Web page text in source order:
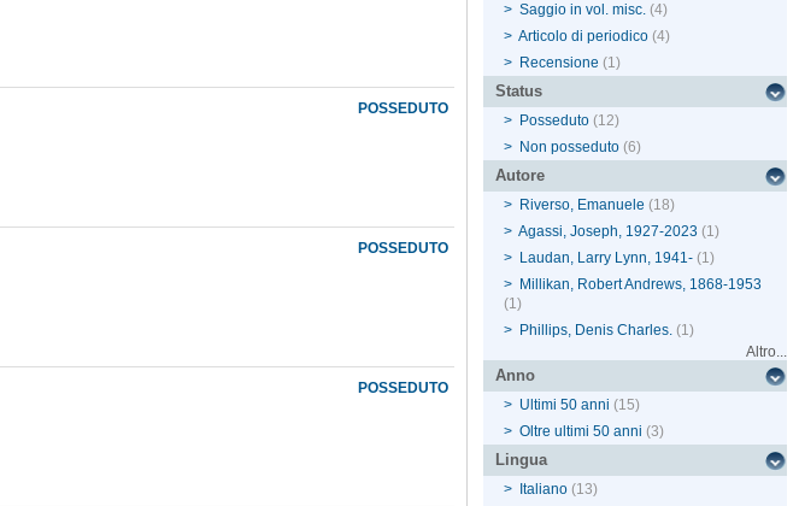
POSSEDUTO
POSSEDUTO
POSSEDUTO
> Saggio in vol. misc. (4)
> Articolo di periodico (4)
> Recensione (1)
Status
> Posseduto (12)
> Non posseduto (6)
Autore
> Riverso, Emanuele (18)
> Agassi, Joseph, 1927-2023 (1)
> Laudan, Larry Lynn, 1941- (1)
> Millikan, Robert Andrews, 1868-1953
(1)
> Phillips, Denis Charles. (1)
Altro...
Anno
> Ultimi 50 anni (15)
> Oltre ultimi 50 anni (3)
Lingua
> Italiano (13)